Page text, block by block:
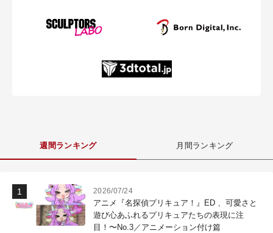
週間ランキング 月間ランキング
2026/07/24
アニメ『名探偵プリキュア！』ED 、可愛さと
遊び心あふれるプリキュアたちの表現に注
目！〜No.3／アニメーション付け篇